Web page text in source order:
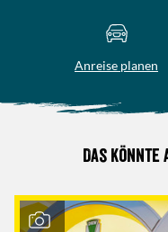
Anreise planen
Das